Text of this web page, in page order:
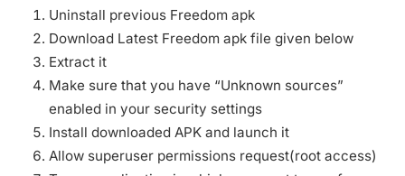
Uninstall previous Freedom apk
Download Latest Freedom apk file given below
Extract it
Make sure that you have “Unknown sources”
enabled in your security settings
Install downloaded APK and launch it
Allow superuser permissions request(root access)